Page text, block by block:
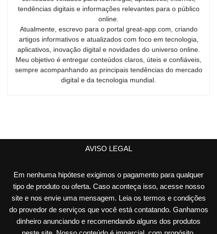
tendências digitais e informações relevantes para o público
online.
Atualmente, escrevo para o portal great-app.com, criando
artigos informativos e atualizados com foco em tecnologia,
aplicativos, inovação digital e novidades do universo online.
Meu objetivo é entregar conteúdos claros, úteis e confiáveis,
sempre acompanhando as principais tendências do mercado
digital e da tecnologia mundial.
AVISO LEGAL
Em nenhuma hipótese exigimos o pagamento para qualquer
tipo de produto ou oferta. Caso aconteça isso, acesse nosso
site e nos envie uma mensagem. Leia os termos e condições
do provedor de serviços que você está contatando. Ganhamos
dinheiro anunciando e recomendando alguns dos produtos